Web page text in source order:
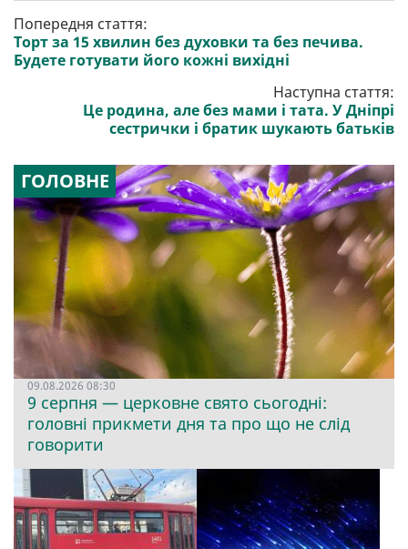
Попередня стаття:
Торт за 15 хвилин без духовки та без печива.
Будете готувати його кожні вихідні
Наступна стаття:
Це родина, але без мами і тата. У Дніпрі
сестрички і братик шукають батьків
ГОЛОВНЕ
09.08.2026 08:30
9 серпня — церковне свято сьогодні:
головні прикмети дня та про що не слід
говорити